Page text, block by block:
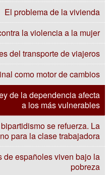
El problema de la vivienda
la violencia a la mujer
del transporte de viajeros
como motor de cambios
de la dependencia afecta
a los más vulnerables
se refuerza. La
para la clase trabajadora
de españoles viven bajo la
pobreza